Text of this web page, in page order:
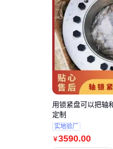
￥3590.00
用锁紧盘可以把轴
定制
实地验厂